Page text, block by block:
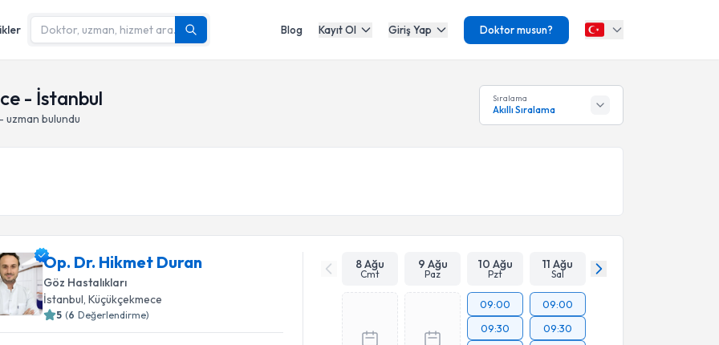
Blog Kayıt Ol Giriş Yap Doktor musun?
- İstanbul
bulundu
Sıralama
Akıllı Sıralama
Op. Dr. Hikmet Duran
Göz Hastalıkları
İstanbul, Küçükçekmece
5 (6 Değerlendirme)
8 Ağu
Cmt
9 Ağu
Paz
10 Ağu
Pzt
11 Ağu
Sal
09:00
09:30
09:00
09:30